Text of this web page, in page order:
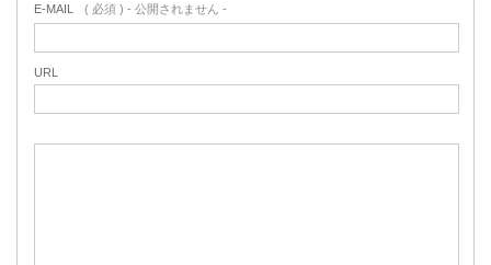
E-MAIL ( 必須 ) - 公開されません -
URL